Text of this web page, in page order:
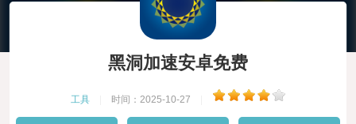
黑洞加速安卓免费
工具 时间：2025-10-27